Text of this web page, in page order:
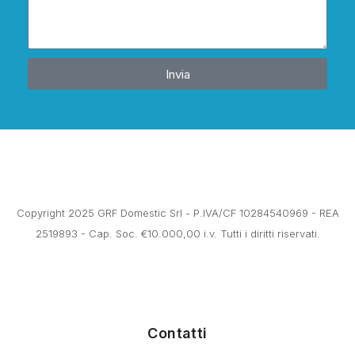
Invia
Copyright 2025 GRF Domestic Srl - P.IVA/CF 10284540969 - REA
2519893 - Cap. Soc. €10.000,00 i.v. Tutti i diritti riservati.
Contatti